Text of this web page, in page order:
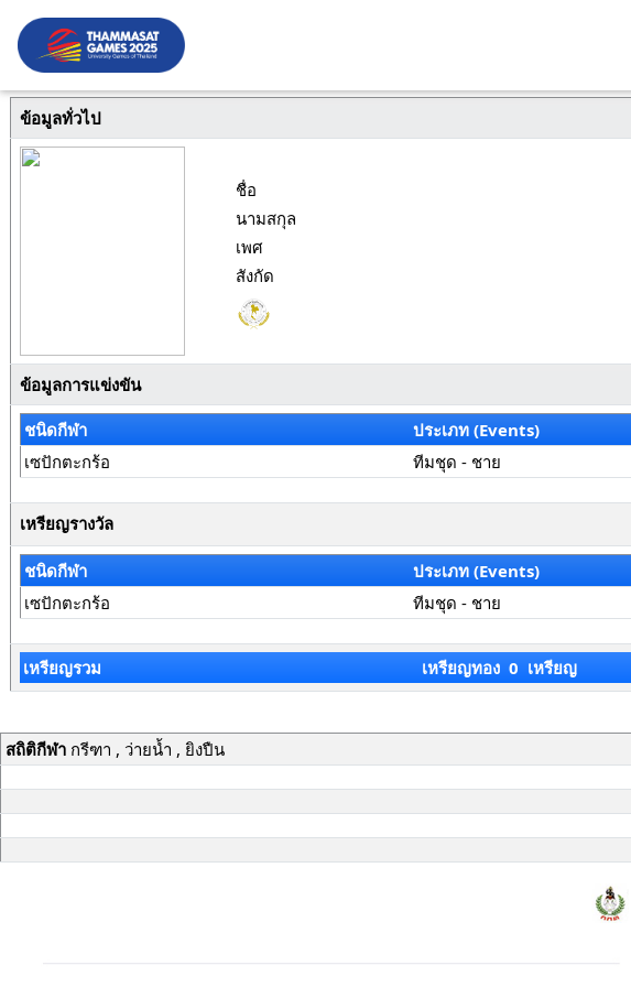
ข้อมูลทั่วไป
ชื่อ
นามสกุล
เพศ
สังกัด
ข้อมูลการแข่งขัน
ชนิดกีฬา
ประเภท (Events)
เซปักตะกร้อ
ทีมชุด - ชาย
เหรียญรางวัล
ชนิดกีฬา ประเภท (Events)
เซปักตะกร้อ
ทีมชุด - ชาย
เหรียญรวม เหรียญทอง 0 เหรียญ
สถิติกีฬากรีฑา , ว่ายน้ำ , ยิงปืน